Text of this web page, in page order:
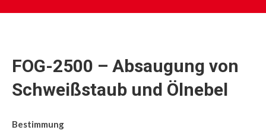
FOG-2500 – Absaugung von
Schweißstaub und Ölnebel
Bestimmung